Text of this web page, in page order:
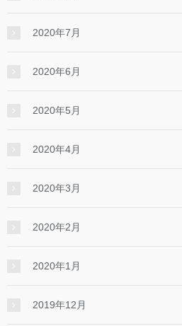
2020年7月
2020年6月
2020年5月
2020年4月
2020年3月
2020年2月
2020年1月
2019年12月